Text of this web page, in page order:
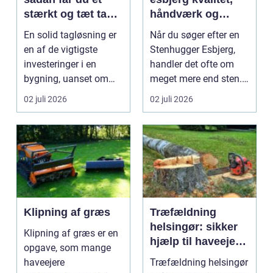
stærkt og tæt tag i
mange år
En solid tagløsning er
en af de vigtigste
investeringer i en
bygning, uanset om
der er tale om bolig...
02 juli 2026
håndværk og
personlige
løsninger
Når du søger efter en
Stenhugger Esbjerg,
handler det ofte om
meget mere end sten.
Det handler om at...
02 juli 2026
Klipning af græs
Klipning af græs er en
opgave, som mange
haveejere
Træfældning
helsingør: sikker
hjælp til haveejere
og virksomheder
Træfældning helsingør